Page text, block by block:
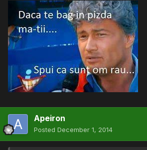
Apeiron
Posted December 1, 2014